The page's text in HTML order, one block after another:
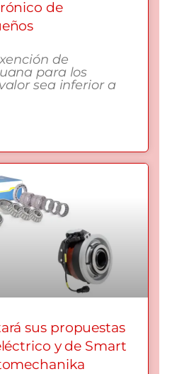
de
de
para los
sea inferior a
sus propuestas
y de Smart